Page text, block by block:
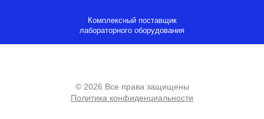
Комплексный поставщик
лабораторного оборудования
© 2026 Все права защищены
Политика конфиденциальности